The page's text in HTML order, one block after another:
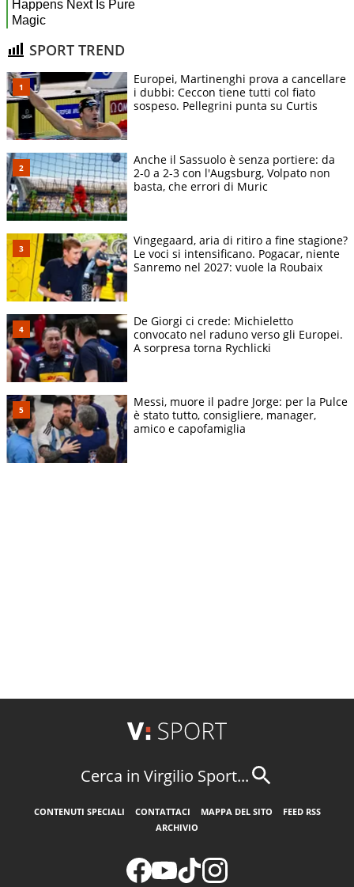
SPORT TREND
Europei, Martinenghi prova a cancellare
i dubbi: Ceccon tiene tutti col fiato
sospeso. Pellegrini punta su Curtis
Anche il Sassuolo è senza portiere: da
2-0 a 2-3 con l'Augsburg, Volpato non
basta, che errori di Muric
Vingegaard, aria di ritiro a fine stagione?
Le voci si intensificano. Pogacar, niente
Sanremo nel 2027: vuole la Roubaix
De Giorgi ci crede: Michieletto
convocato nel raduno verso gli Europei.
A sorpresa torna Rychlicki
Messi, muore il padre Jorge: per la Pulce
è stato tutto, consigliere, manager,
amico e capofamiglia
Cerca in Virgilio Sport...
CONTENUTI SPECIALI CONTATTACI MAPPA DEL SITO
FEED RSS
ARCHIVIO